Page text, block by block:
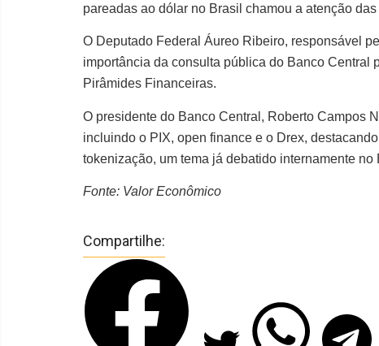
pareadas ao dólar no Brasil chamou a atenção
O Deputado Federal Áureo Ribeiro, responsável
importância da consulta pública do Banco Central
Pirâmides Financeiras.
O presidente do Banco Central, Roberto Campos
incluindo o PIX, open finance e o Drex,
tokenização, um tema já debatido internamente
Fonte: Valor Econômico
Compartilhe: